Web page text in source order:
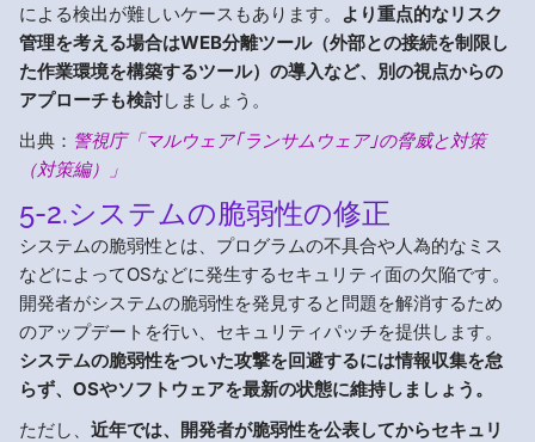
による検出が難しいケースもあります。
より重点的なリスク
管理を考える場合はWEB分離ツール（外部との接続を制限し
た作業環境を構築するツール）の導入など、別の視点からの
アプローチも検討しましょう。
出典： 警視庁「マルウェア｢ランサムウェア｣の脅威と対策
（対策編）」
5-2.システムの脆弱性の修正
システムの脆弱性とは、プログラムの不具合や人為的なミス
などによってOSなどに発生するセキュリティ面の欠陥です。
開発者がシステムの脆弱性を発見すると問題を解消するため
のアップデートを行い、セキュリティパッチを提供します。
システムの脆弱性をついた攻撃を回避するには情報収集を怠
らず、OSやソフトウェアを最新の状態に維持しましょう。
ただし、 近年では、開発者が脆弱性を公表してからセキュリ